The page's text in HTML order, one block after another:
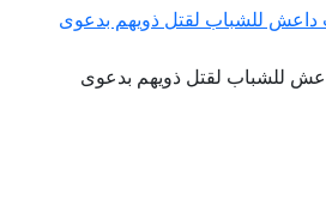
داعش للشباب لقتل ذويهم بدعوى
للشباب لقتل ذويهم بدعوى